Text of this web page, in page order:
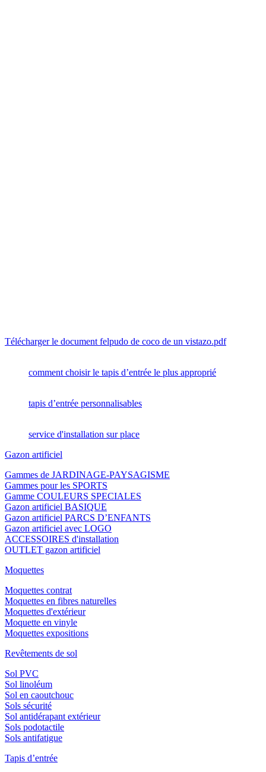
Télécharger le document felpudo de coco de un vistazo.pdf
comment choisir le tapis d’entrée le plus approprié
tapis d’entrée personnalisables
service d'installation sur place
Gazon artificiel
Gammes de JARDINAGE-PAYSAGISME
Gammes pour les SPORTS
Gamme COULEURS SPECIALES
Gazon artificiel BASIQUE
Gazon artificiel PARCS D’ENFANTS
Gazon artificiel avec LOGO
ACCESSOIRES d'installation
OUTLET gazon artificiel
Moquettes
Moquettes contrat
Moquettes en fibres naturelles
Moquettes d'extérieur
Moquette en vinyle
Moquettes expositions
Revêtements de sol
Sol PVC
Sol linoléum
Sol en caoutchouc
Sols sécurité
Sol antidérapant extérieur
Sols podotactile
Sols antifatigue
Tapis d’entrée